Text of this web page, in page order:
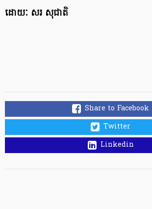
ដោយៈ សរ សុជាតិ
Share to Facebook
Twitter
Linkedin